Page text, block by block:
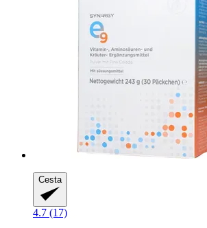
Cesta
4.7 (17)